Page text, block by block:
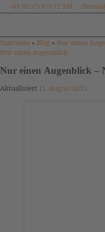
Zum Inhalt springen
+49 (0157) 879 72 338
Startseite » Blog » Nur einen
Nur einen Augenblick
Nur einen Augenblick –
Aktualisiert 11. August 2015